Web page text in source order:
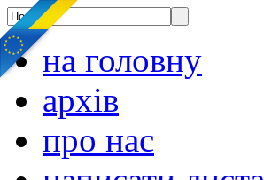
на головну
архів
про нас